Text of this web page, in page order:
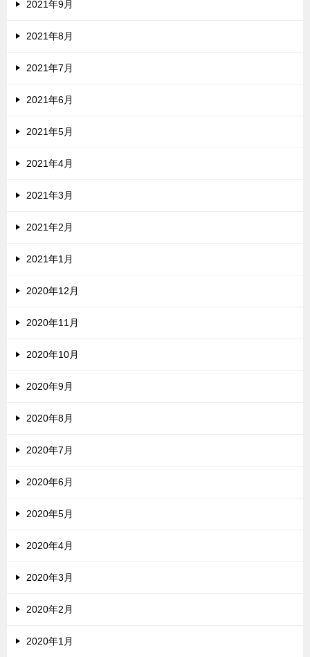
2021年9月
2021年8月
2021年7月
2021年6月
2021年5月
2021年4月
2021年3月
2021年2月
2021年1月
2020年12月
2020年11月
2020年10月
2020年9月
2020年8月
2020年7月
2020年6月
2020年5月
2020年4月
2020年3月
2020年2月
2020年1月